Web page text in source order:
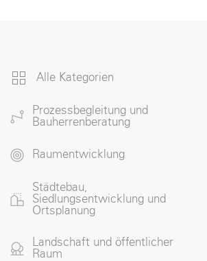
Alle Kategorien
Prozessbegleitung und
Bauherrenberatung
Raumentwicklung
Städtebau,
Siedlungsentwicklung und
Ortsplanung
Landschaft und öffentlicher
Raum